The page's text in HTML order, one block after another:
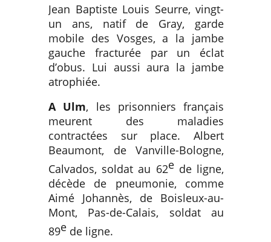
Jean Baptiste Louis Seurre, vingt-
un ans, natif de Gray, garde
mobile des Vosges, a la jambe
gauche fracturée par un éclat
d’obus. Lui aussi aura la jambe
atrophiée.
A Ulm, les prisonniers français
meurent des maladies
contractées sur place. Albert
Beaumont, de Vanville-Bologne,
Calvados, soldat au 62ede ligne,
décède de pneumonie, comme
Aimé Johannès, de Boisleux-au-
Mont, Pas-de-Calais, soldat au
89e de ligne.